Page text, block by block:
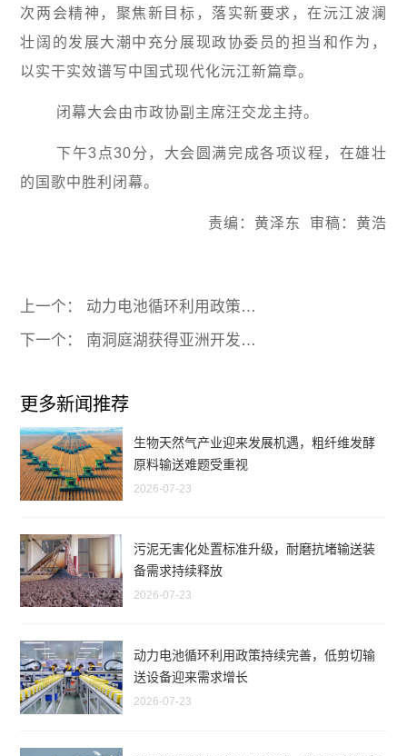
次两会精神，聚焦新目标，落实新要求，在沅江波澜
壮阔的发展大潮中充分展现政协委员的担当和作为，
以实干实效谱写中国式现代化沅江新篇章。
闭幕大会由市政协副主席汪交龙主持。
下午3点30分，大会圆满完成各项议程，在雄壮
的国歌中胜利闭幕。
责编：黄泽东 审稿：黄浩
上一个： 动力电池循环利用政策持续完善，低剪切输送设备迎来需求增长
下一个： 南洞庭湖获得亚洲开发银行1.5亿没有等值贷款
更多新闻推荐
生物天然气产业迎来发展机遇，粗纤维发酵
原料输送难题受重视
2026-07-23
污泥无害化处置标准升级，耐磨抗堵输送装
备需求持续释放
2026-07-23
动力电池循环利用政策持续完善，低剪切输
送设备迎来需求增长
2026-07-23